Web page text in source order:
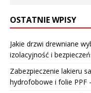
OSTATNIE WPISY
Jakie drzwi drewniane
izolacyjność i
Zabezpieczenie lakieru
hydrofobowe i folie PPF